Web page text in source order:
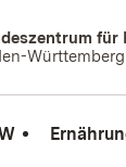
für
Württemberg